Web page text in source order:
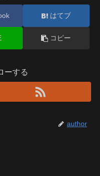
はてブ
コピー
ーする
author